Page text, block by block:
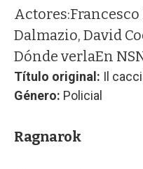
Actores:
Dalmazio, David
Dónde verlaEn
Título original: Il
Género: Policial
Ragnarok